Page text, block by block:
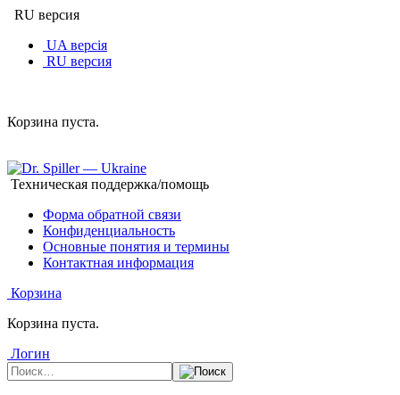
RU версия
UA версія
RU версия
Корзина пуста.
Техническая поддержка/помощь
Форма обратной связи
Конфиденциальность
Основные понятия и термины
Контактная информация
Корзина
Корзина пуста.
Логин